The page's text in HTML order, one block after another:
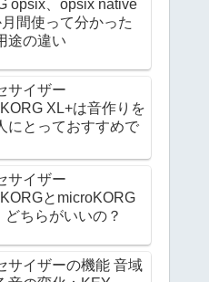
opsix、opsix native
間使って分かった
途の違い
サイザー
XL+は音作りを
にとっておすすめで
サイザー
とmicroKORG
どちらがいいの？
サイザーの機能 音域